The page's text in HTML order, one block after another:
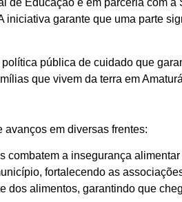
de Educação e em parceria com
iniciativa garante que uma parte
pública de cuidado que
que vivem da terra em
em diversas frentes:
combatem a insegurança
fortalecendo as
dos alimentos, garantindo que